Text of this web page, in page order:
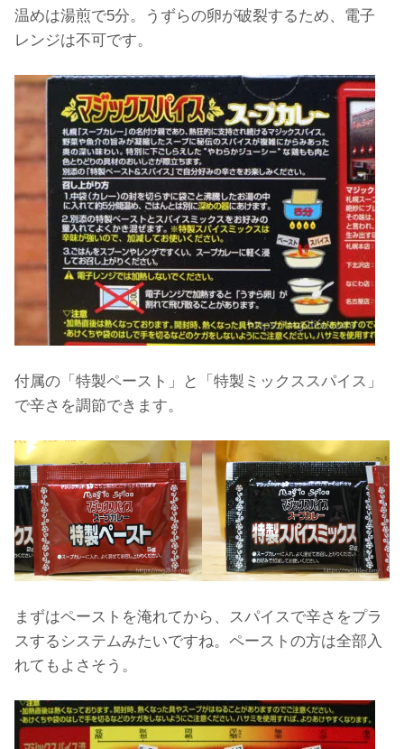
温めは湯煎で5分。うずらの卵が破裂するため、電子
レンジは不可です。
付属の「特製ペースト」と「特製ミックススパイス」
で辛さを調節できます。
まずはペーストを淹れてから、スパイスで辛さをプラ
スするシステムみたいですね。ペーストの方は全部入
れてもよさそう。